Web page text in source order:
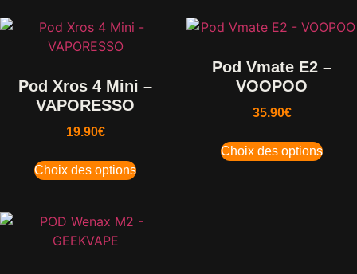
Pod Xros 4 Mini –
VAPORESSO
19.90€
Choix des options
Pod Vmate E2 –
VOOPOO
35.90€
Choix des options